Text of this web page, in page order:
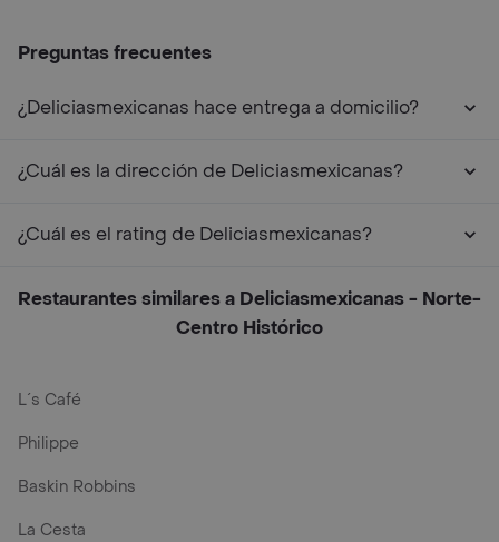
Preguntas frecuentes
¿Deliciasmexicanas hace entrega a domicilio?
¿Cuál es la dirección de Deliciasmexicanas?
¿Cuál es el rating de Deliciasmexicanas?
Restaurantes similares a Deliciasmexicanas - Norte-
Centro Histórico
L´s Café
Philippe
Baskin Robbins
La Cesta